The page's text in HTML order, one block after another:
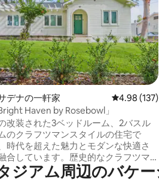
つ星中4.92つ星の平均評価
デナの一軒家 レビュー
4.98 (137)
Bright Haven by Rosebowl」
改装された3ベッドルーム、2バスル
のクラフツマンスタイルの住宅で
時代を超えた魅力とモダンな快適さ
合しています。歴史的なクラフツマ
ハイツに位置するこの宿泊施設は、
年前から受け継がれる魅力と、新しい
ジアム⁠周⁠辺⁠のバ⁠ケ⁠